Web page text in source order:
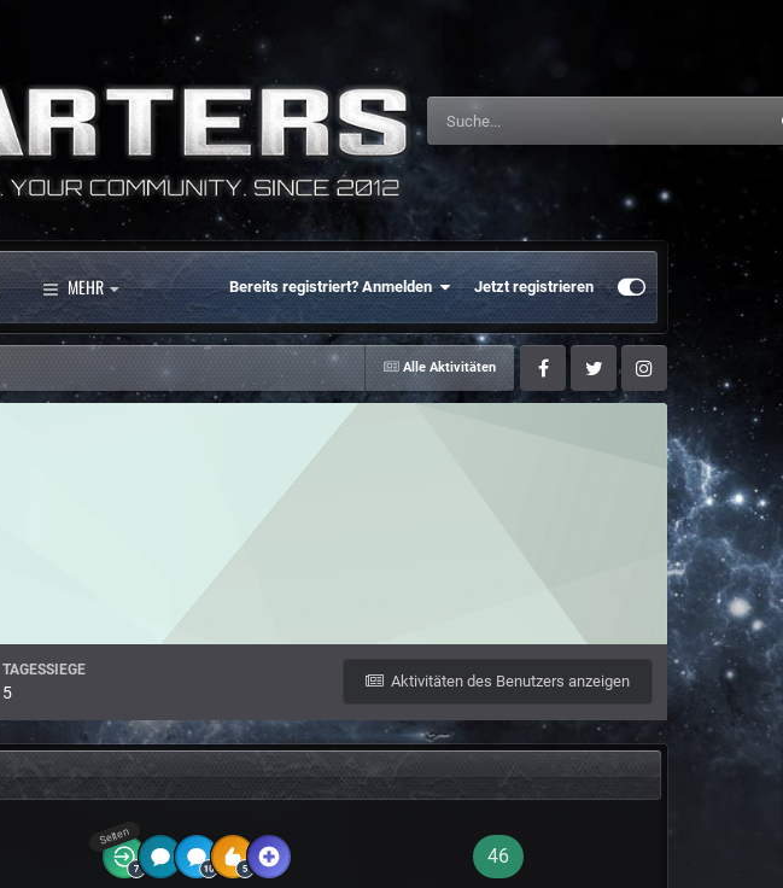
MEHR Bereits registriert? Anmelden Jetzt registrieren
Alle Aktivitäten
FacebookTwitter Instagram
Aktivitäten des Benutzers anzeigen
TAGESSIEGE
5
Selten
46